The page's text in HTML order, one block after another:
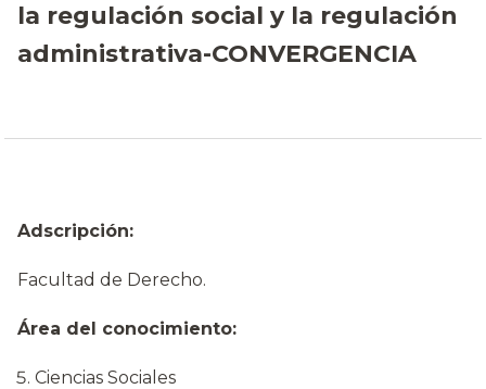
la regulación social y la regulación
administrativa-CONVERGENCIA
Adscripción:
Facultad de Derecho.
Área del conocimiento:
Ciencias Sociales